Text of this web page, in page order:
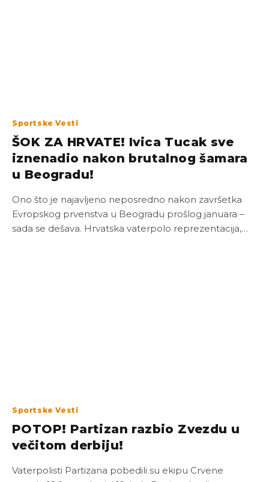
Sportske Vesti
ŠOK ZA HRVATE! Ivica Tucak sve
iznenadio nakon brutalnog šamara
u Beogradu!
Ono što je najavljeno neposredno nakon završetka
Evropskog prvenstva u Beogradu prošlog januara –
sada se dešava. Hrvatska vaterpolo reprezentacija,…
Sportske Vesti
POTOP! Partizan razbio Zvezdu u
večitom derbiju!
Vaterpolisti Partizana pobedili su ekipu Crvene